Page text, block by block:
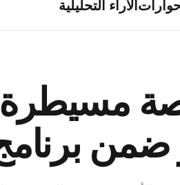
الآراء التحليلية
ضمن